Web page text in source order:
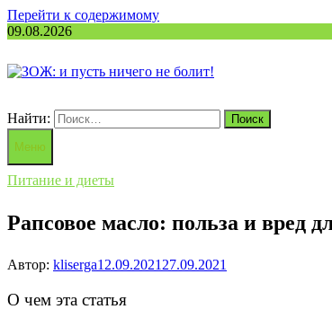
Перейти к содержимому
09.08.2026
Найти:
Меню
Питание и диеты
Рапсовое масло: польза и вред
Автор: kliserga12.09.2021 27.09.2021
О чем эта статья